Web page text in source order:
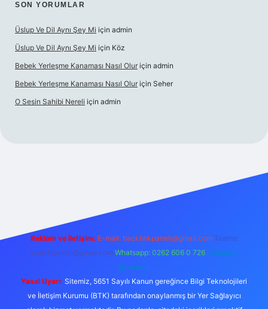
SON YORUMLAR
Üslup Ve Dil Aynı Şey Mi için admin
Üslup Ve Dil Aynı Şey Mi için Köz
Bebek Yerleşme Kanaması Nasıl Olur için admin
Bebek Yerleşme Kanaması Nasıl Olur için Seher
O Sesin Sahibi Nereli için admin
Reklam ve İletişim: E-mail: backlinkpaneli@gmail.com Teams:
forumhizmeti@gmail.com Whatsapp: 0262 606 0 726 Telegram:
@karabul
Yasal Uyarı: Sitemiz, 5651 Sayılı Kanun gereğince Bilgi Teknolojileri
ve İletişim Kurumu (BTK) tarafından onaylanmış bir Yer Sağlayıcı